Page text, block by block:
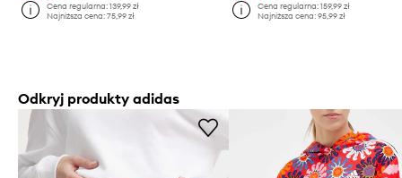
Cena regularna:139,99 zł
Najniższa cena:75,99 zł
Cena regularna: 159,99 zł
Najniższa cena: 95,99 zł
Odkryj produkty adidas